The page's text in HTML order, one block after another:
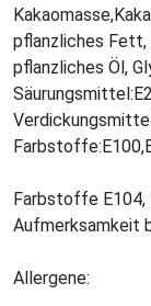
pflanzliches Fett,
pflanzliches Öl,
Farbstoffe E104,
Aufmerksamkeit
Allergene: